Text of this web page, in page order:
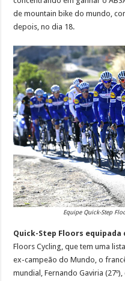
de mountain bike do mundo,
depois, no dia 18.
Equipe Quick-Step
Quick-Step Floors equipada
Floors Cycling, que tem uma
ex-campeão do Mundo, o
mundial, Fernando Gaviria